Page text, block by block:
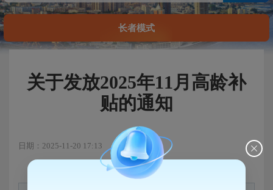
长者模式
关于发放2025年11月高龄补
贴的通知
日期：2025-11-20 17:13